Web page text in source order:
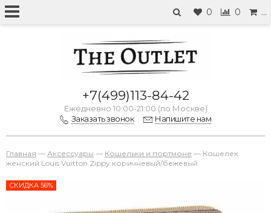
0 0 …
+7(499)113-84-42
Ежедневно 10:00-21:00 (по Москве)
Заказать звонок
Напишите нам
Главная — Аксессуары — Кошельки и портмоне — Кошелек
женский Louis Vuitton Zippy коричневый/бежевый
СКИДКА 56%